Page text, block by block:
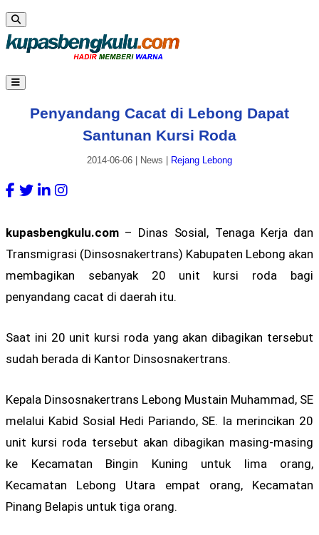
Penyandang Cacat di Lebong Dapat
Santunan Kursi Roda
2014-06-06 News Rejang Lebong
kupasbengkulu.com – Dinas Sosial, Tenaga Kerja dan
Transmigrasi (Dinsosnakertrans) Kabupaten Lebong akan
membagikan sebanyak 20 unit kursi roda bagi
penyandang cacat di daerah itu.
Saat ini 20 unit kursi roda yang akan dibagikan tersebut
sudah berada di Kantor Dinsosnakertrans.
Kepala Dinsosnakertrans Lebong Mustain Muhammad, SE
melalui Kabid Sosial Hedi Pariando, SE. Ia merincikan 20
unit kursi roda tersebut akan dibagikan masing-masing
ke Kecamatan Bingin Kuning untuk lima orang,
Kecamatan Lebong Utara empat orang, Kecamatan
Pinang Belapis untuk tiga orang.